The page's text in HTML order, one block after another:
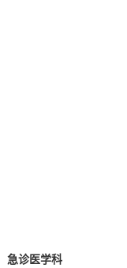
急诊医学科